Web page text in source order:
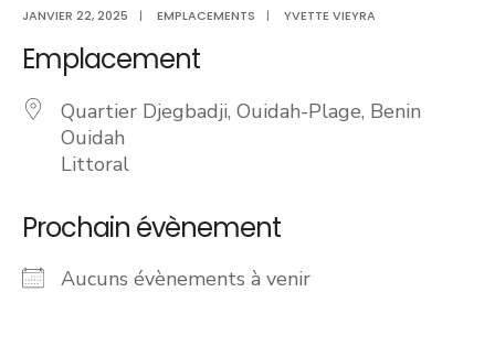
JANVIER 22, 2025 | EMPLACEMENTS | YVETTE VIEYRA
Emplacement
Quartier Djegbadji, Ouidah-Plage, Benin
Ouidah
Littoral
Prochain évènement
Aucuns évènements à venir